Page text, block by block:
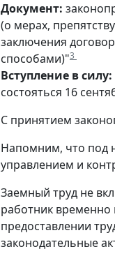
Документ:
(о мерах,
заключения
способами)"3
Вступление в силу:
состояться 16
С принятием
Напомним, что под
управлением и
Заемный труд не
работник временно
предоставлении
законодательные